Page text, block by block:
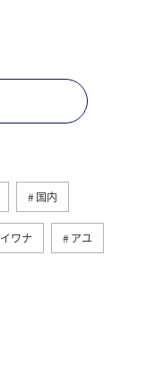
国内
イワナ アユ